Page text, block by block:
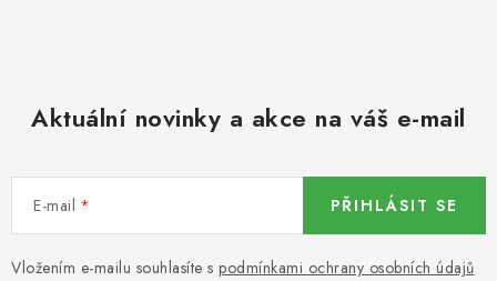
DÁRKOVÉ POUKAZY
OŘECHY NATURAL / MANDLE
Aktuální novinky a akce na váš e-mail
E-mail
Vložením e-mailu souhlasíte s podmínkami ochrany osobních údajů
PŘIHLÁSIT SE